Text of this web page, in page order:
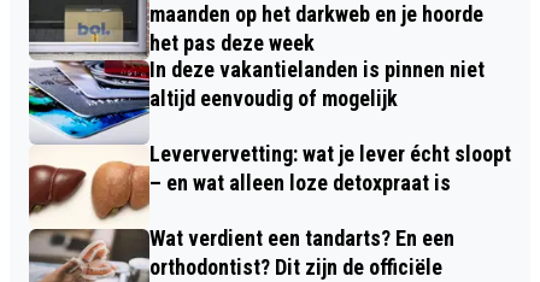
maanden op het darkweb en je hoorde
het pas deze week
In deze vakantielanden is pinnen niet
altijd eenvoudig of mogelijk
Leververvetting: wat je lever écht sloopt
– en wat alleen loze detoxpraat is
Wat verdient een tandarts? En een
orthodontist? Dit zijn de officiële